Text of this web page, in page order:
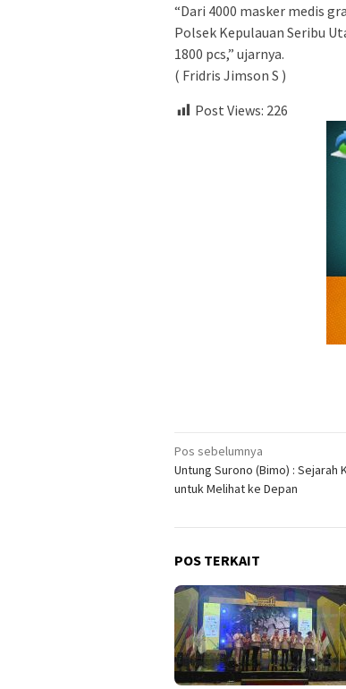
“Dari 4000 masker medis
Polsek Kepulauan Seribu
1800 pcs,” ujarnya.
( Fridris Jimson S )
Post Views: 226
Navigasi
pos
Pos sebelumnya
Untung Surono (Bimo) : Sejarah
untuk Melihat ke Depan
POS TERKAIT